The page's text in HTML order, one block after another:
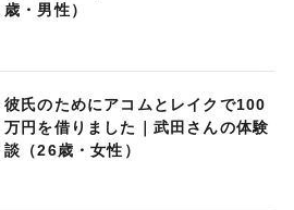
歳・男性）
彼氏のためにアコムとレイクで100
万円を借りました｜武田さんの体験
談（26歳・女性）